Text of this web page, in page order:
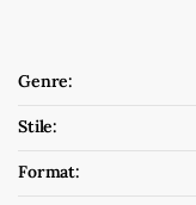
Genre:
Stile:
Format: